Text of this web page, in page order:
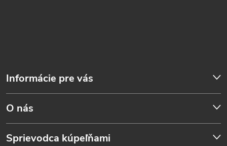
Informácie pre vás
O nás
Sprievodca kúpeľňami